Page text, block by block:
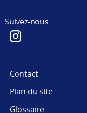
Suivez-nous
Contact
Plan du site
Glossaire